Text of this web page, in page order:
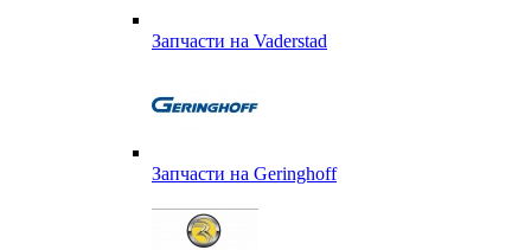
Запчасти на Vaderstad
Запчасти на Geringhoff